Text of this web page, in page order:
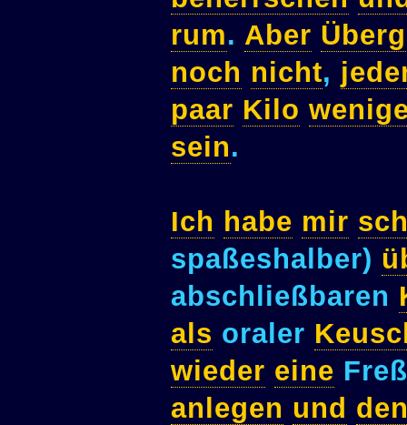
rum. Aber
noch nicht,
paar Kilo
sein.
Ich habe mir
spaßeshalber)
abschließbaren
als oraler
wieder eine
anlegen und